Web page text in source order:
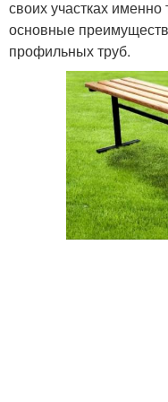
своих участках именно
основные
профильных труб.